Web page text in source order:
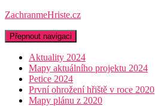
ZachranmeHriste.cz
Přepnout navigaci
Aktuality 2024
Mapy aktuálního projektu 2024
Petice 2024
První ohrožení hřiště v roce 2020
Mapy plánu z 2020